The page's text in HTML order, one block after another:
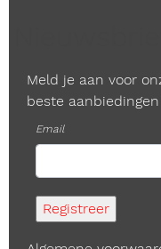
Meld je aan voor
beste
Email